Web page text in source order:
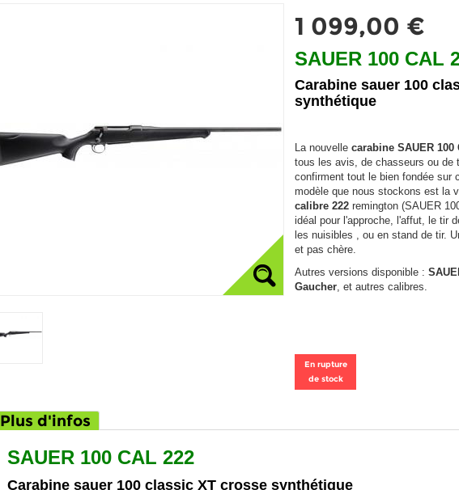
1 099,00 €
SAUER 100 CAL
Carabine sauer 100
synthétique
La nouvelle carabine SAUER 100
tous les avis, de chasseurs ou de
confirment tout le bien fondée sur
modèle que nous stockons est la
calibre 222 remington (SAUER
idéal pour l'approche, l'affut, le tir
les nuisibles , ou en stand de tir.
et pas chère.
Autres versions disponible :
Gaucher, et autres calibres.
En rupture
de stock
Plus d'infos
SAUER 100 CAL 222
Carabine sauer 100 classic XT crosse synthétique